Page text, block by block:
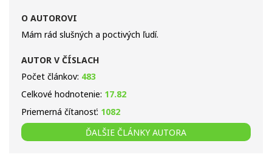
O AUTOROVI
Mám rád slušných a poctivých ľudí.
AUTOR V ČÍSLACH
Počet článkov: 483
Celkové hodnotenie: 17.82
Priemerná čítanosť: 1082
ĎALŠIE ČLÁNKY AUTORA